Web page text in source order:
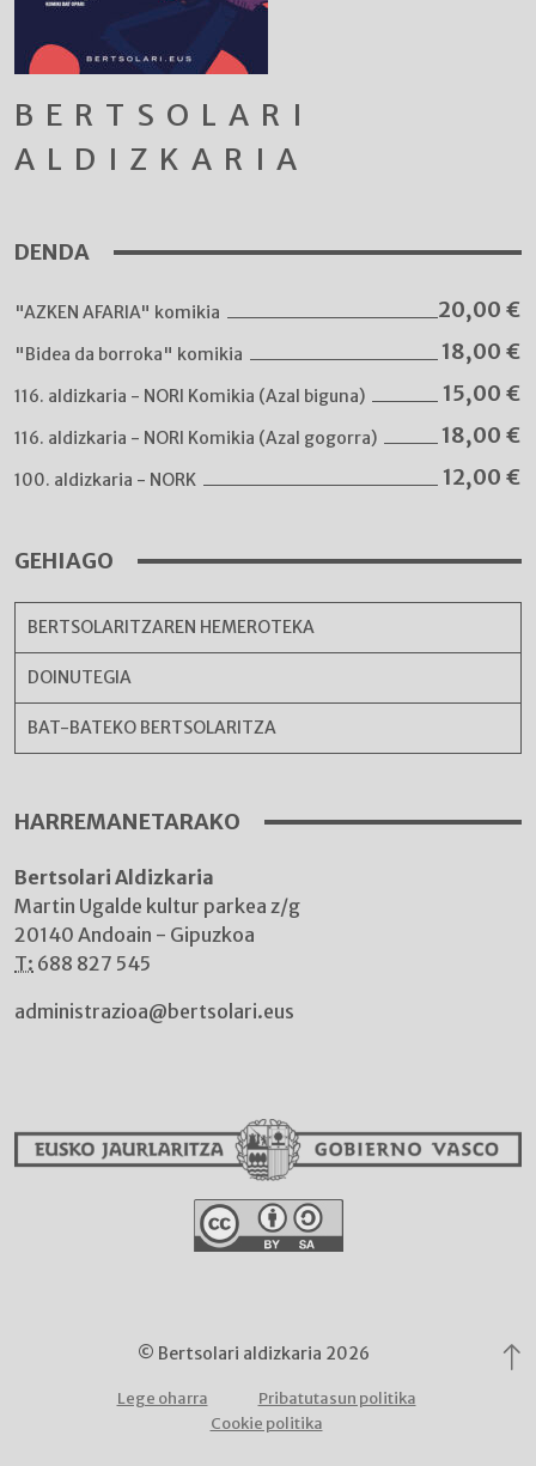
BERTSOLARI
ALDIZKARIA
DENDA
"AZKEN AFARIA" komikia 20,00 €
"Bidea da borroka" komikia 18,00 €
116. aldizkaria - NORI Komikia (Azal biguna) 15,00 €
116. aldizkaria - NORI Komikia (Azal gogorra) 18,00 €
100. aldizkaria - NORK 12,00 €
GEHIAGO
BERTSOLARITZAREN HEMEROTEKA
DOINUTEGIA
BAT-BATEKO BERTSOLARITZA
HARREMANETARAKO
Bertsolari Aldizkaria
Martin Ugalde kultur parkea z/g
20140 Andoain - Gipuzkoa
T: 688 827 545
administrazioa@bertsolari.eus
© Bertsolari aldizkaria 2026
Lege oharra
Pribatutasun politika
Cookie politika